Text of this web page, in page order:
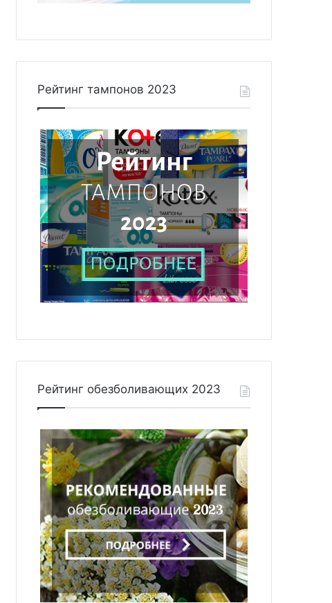
Рейтинг тампонов 2023
Рейтинг обезболивающих 2023